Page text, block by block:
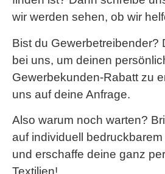
wir werden sehen, ob wir
Bist du Gewerbetreibender?
bei uns, um deinen
Gewerbekunden-Rabatt zu
uns auf deine Anfrage.
Also warum noch warten?
auf individuell
und erschaffe deine ganz
Textilien!